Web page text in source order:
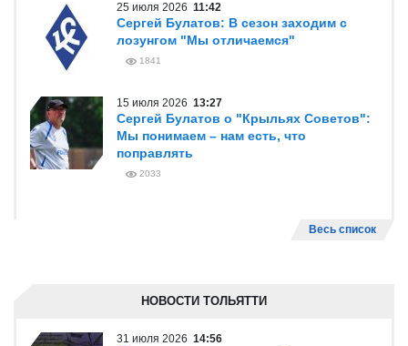
25 июля 2026 11:42
Сергей Булатов: В сезон заходим с
лозунгом "Мы отличаемся"
1841
15 июля 2026 13:27
Сергей Булатов о "Крыльях Советов":
Мы понимаем – нам есть, что
поправлять
2033
Весь список
НОВОСТИ ТОЛЬЯТТИ
31 июля 2026 14:56